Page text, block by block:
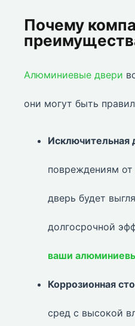
Почему
Алюминиевые двери
они могут быть
Исключительная
повреждениям
дверь будет
долгосрочной
ваши
Коррозионная
сред с высокой